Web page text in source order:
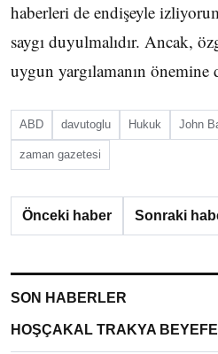
haberleri de endişeyle
saygı duyulmalıdır. Ancak,
uygun yargılamanın önemine
ABD davutoglu Hukuk John
zaman gazetesi
Önceki haber Sonraki
SON HABERLER
HOŞÇAKAL TRAKYA